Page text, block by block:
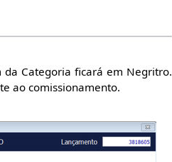
Categoria ficará em Negritro.
ao comissionamento.